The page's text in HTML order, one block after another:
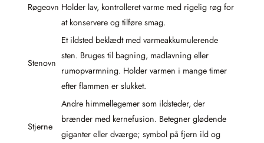
Røgeovn Holder lav, kontrolleret varme med rigelig røg for
at konservere og tilføre smag.
Stenovn
Et ildsted beklædt med varmeakkumulerende
sten. Bruges til bagning, madlavning eller
rumopvarmning. Holder varmen i mange timer
efter flammen er slukket.
Stjerne
Andre himmellegemer som ildsteder, der
brænder med kernefusion. Betegner glødende
giganter eller dværge; symbol på fjern ild og